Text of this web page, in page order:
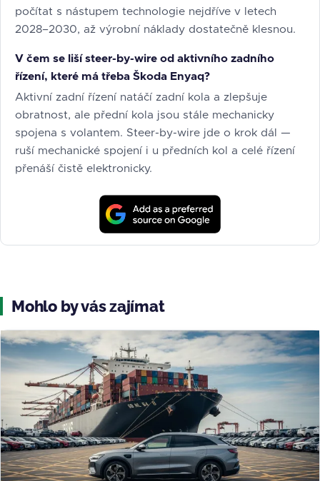
počítat s nástupem technologie nejdříve v letech
2028–2030, až výrobní náklady dostatečně klesnou.
V čem se liší steer-by-wire od aktivního zadního
řízení, které má třeba Škoda Enyaq?
Aktivní zadní řízení natáčí zadní kola a zlepšuje
obratnost, ale přední kola jsou stále mechanicky
spojena s volantem. Steer-by-wire jde o krok dál —
ruší mechanické spojení i u předních kol a celé řízení
přenáší čistě elektronicky.
Mohlo by vás zajímat